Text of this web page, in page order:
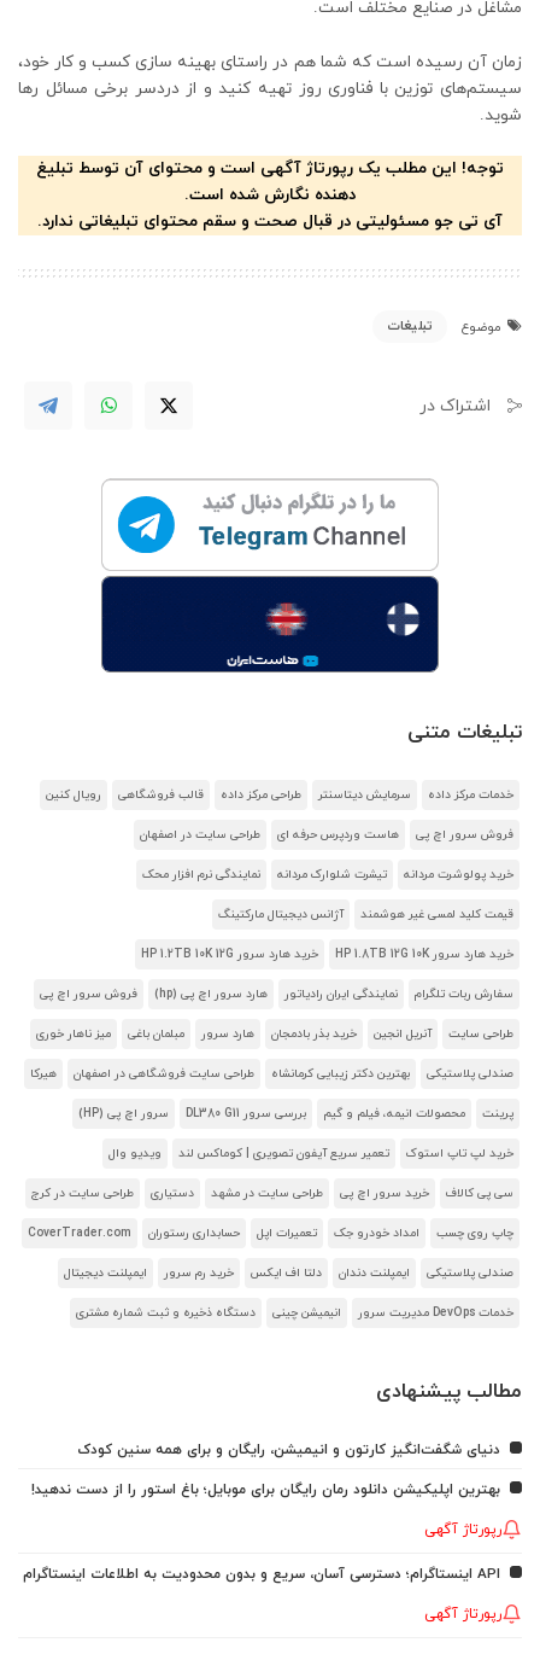
مشاغل در صنایع مختلف است.
زمان آن رسیده است که شما هم در راستای بهینه سازی کسب و کار خود،
سیستم‌‌های توزین با فناوری روز تهیه کنید و از دردسر برخی مسائل رها
شوید.
توجه! این مطلب یک رپورتاژ آگهی است و محتوای آن توسط تبلیغ
دهنده نگارش شده است.
آی تی جو مسئولیتی در قبال صحت و سقم محتوای تبلیغاتی ندارد.
موضوع تبلیغات
اشتراک در
تبلیغات متنی
خدمات مرکز داده سرمایش دیتاسنتر طراحی مرکز داده قالب فروشگاهی رویال کنین
فروش سرور اچ پی هاست وردپرس حرفه ای طراحی سایت در اصفهان
خرید پولوشرت مردانه تیشرت شلوارک مردانه نمایندگی نرم افزار محک
قیمت کلید لمسی غیر هوشمند آژانس دیجیتال مارکتینگ
خرید هارد سرور HP 1.8TB 12G 10K خرید هارد سرور HP 1.2TB 10K 12G
سفارش ربات تلگرام نمایندگی ایران رادیاتور هارد سرور اچ پی (hp) فروش سرور اچ پی
طراحی سایت آنریل انجین خرید بذر بادمجان هارد سرور مبلمان باغی میز ناهار خوری
صندلی پلاستیکی بهترین دکتر زیبایی کرمانشاه طراحی سایت فروشگاهی در اصفهان هیرکا
پرینت محصولات انیمه، فیلم و گیم بررسی سرور DL380 G11 سرور اچ پی (HP)
خرید لپ تاپ استوک تعمیر سریع آیفون تصویری | کوماکس لند ویدیو وال
سی پی کالاف خرید سرور اچ پی طراحی سایت در مشهد دستیاری طراحی سایت در کرج
چاپ روی چسب امداد خودرو جک تعمیرات اپل حسابداری رستوران CoverTrader.com
صندلی پلاستیکی ایمپلنت دندان دلتا اف ایکس خرید رم سرور ایمپلنت دیجیتال
خدمات DevOps مدیریت سرور انیمیشن چینی دستگاه ذخیره و ثبت شماره مشتری
مطالب پیشنهادی
دنیای شگفت‌انگیز کارتون و انیمیشن، رایگان و برای همه سنین کودک
بهترین اپلیکیشن دانلود رمان رایگان برای موبایل؛ باغ استور را از دست ندهید!
رپورتاژ آگهی
API اینستاگرام؛ دسترسی آسان، سریع و بدون محدودیت به اطلاعات اینستاگرام
رپورتاژ آگهی